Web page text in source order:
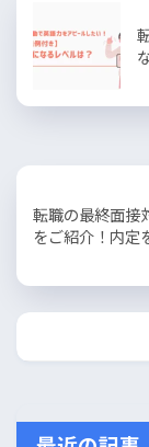
転職の最終面接
をご紹介！内